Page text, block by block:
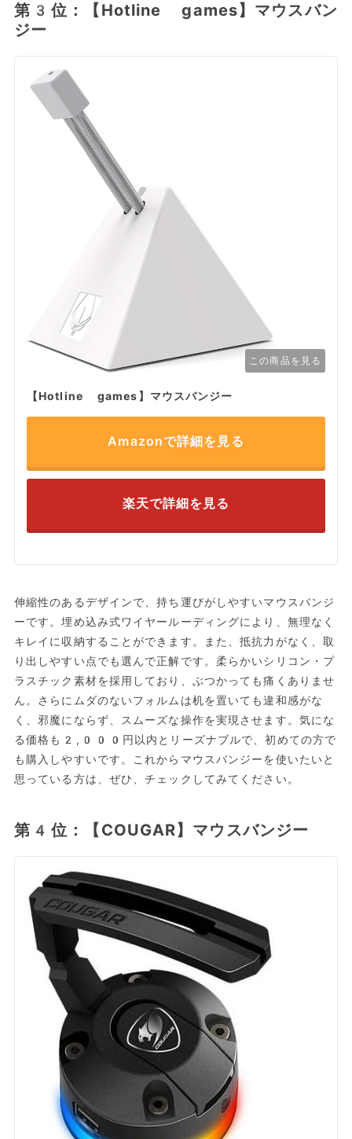
第3位：【Hotline games】マウスバン
ジー
この商品を見る
【Hotline games】マウスバンジー
Amazonで詳細を見る
楽天で詳細を見る
伸縮性のあるデザインで、持ち運びがしやすいマウスバンジ
ーです。埋め込み式ワイヤールーディングにより、無理なく
キレイに収納することができます。また、抵抗力がなく、取
り出しやすい点でも選んで正解です。柔らかいシリコン・プ
ラスチック素材を採用しており、ぶつかっても痛くありませ
ん。さらにムダのないフォルムは机を置いても違和感がな
く、邪魔にならず、スムーズな操作を実現させます。気にな
る価格も2,000円以内とリーズナブルで、初めての方で
も購入しやすいです。これからマウスバンジーを使いたいと
思っている方は、ぜひ、チェックしてみてください。
第4位：【COUGAR】マウスバンジー